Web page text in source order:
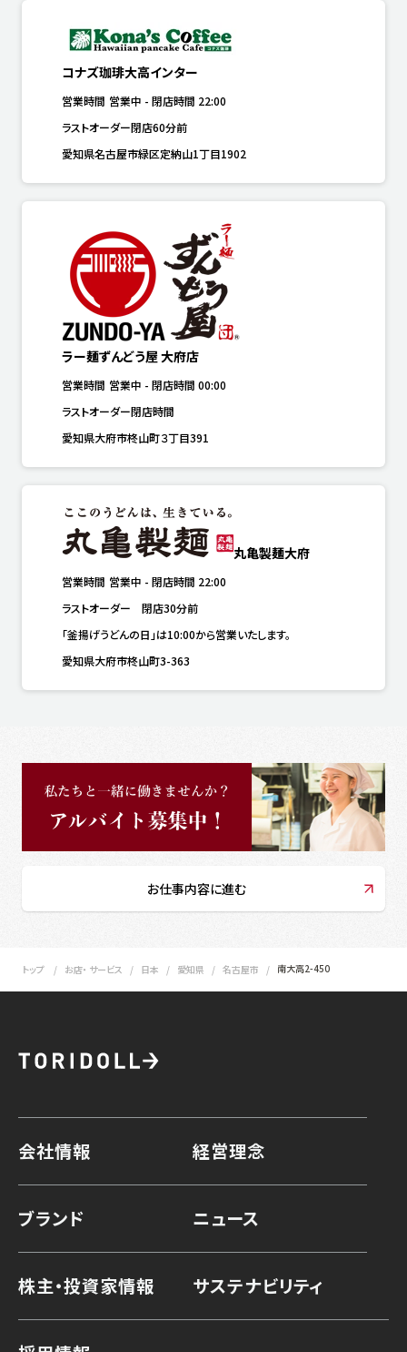
コナズ珈琲大高インター
営業時間 営業中 - 閉店時間 22:00
ラストオーダー閉店60分前
愛知県名古屋市緑区定納山1丁目1902
ラー麺ずんどう屋 大府店
営業時間 営業中 - 閉店時間 00:00
ラストオーダー閉店時間
愛知県大府市柊山町３丁目391
丸亀製麺大府
営業時間 営業中 - 閉店時間 22:00
ラストオーダー　閉店30分前
「釜揚げうどんの日」は10:00から営業いたします。
愛知県大府市柊山町3-363
お仕事内容に進む
トップ お店・ サービス 日本 愛知県 名古屋市 南大高2-450
会社情報 経営理念
ブランド ニュース
株主・投資家情報 サステナビリティ